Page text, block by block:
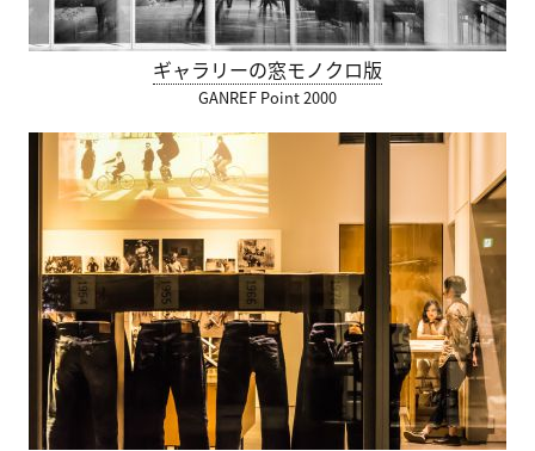
ギャラリーの窓モノクロ版
GANREF Point 2000